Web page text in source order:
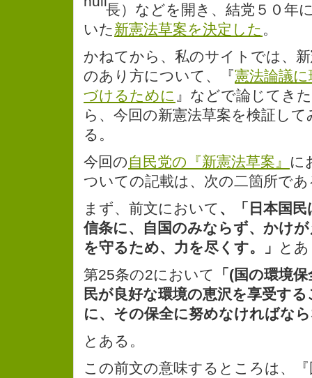
長）などを開き、結党５０年
いた新憲法草案を決定した 。
かねてから、私のサイトでは、
のあり方について、『憲法論議
づけるために 』などで論じてき
ら、今回の新憲法草案を検証し
る。
今回の自民党の『新憲法草案』 に
ついての記載は、次の二箇所であ
まず、前文において 、「日本国
信条に、自国のみならず、かけ
を守るため、力を尽くす。」
と
第25条の2において
「(国の環境
民が良好な環境の恵沢を享受す
に、その保全に努めなければな
とある。
この前文の意味するところは、